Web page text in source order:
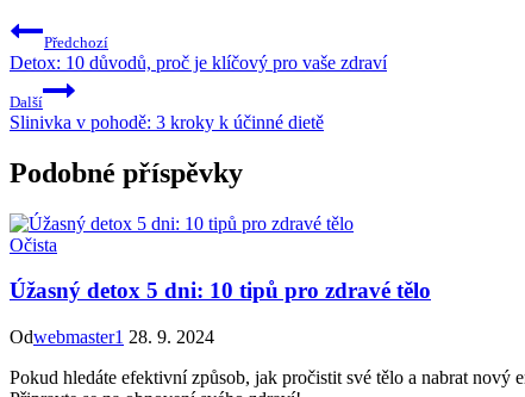
Předchozí
Detox: 10 důvodů, proč je klíčový pro vaše zdraví
Další
Slinivka v pohodě: 3 kroky k účinné dietě
Podobné příspěvky
Očista
Úžasný detox 5 dni: 10 tipů pro zdravé tělo
Odwebmaster1 28. 9. 2024
Pokud hledáte efektivní způsob, jak pročistit své tělo a nabrat nový